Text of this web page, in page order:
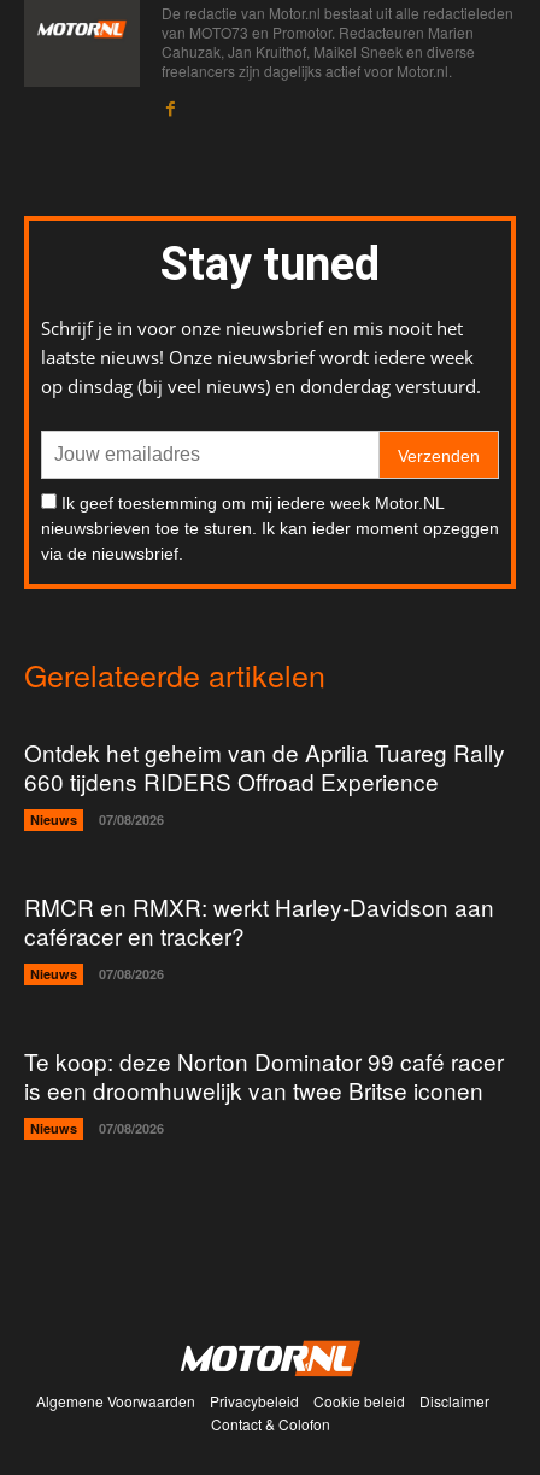
De redactie van Motor.nl bestaat uit alle redactieleden
van MOTO73 en Promotor. Redacteuren Marien
Cahuzak, Jan Kruithof, Maikel Sneek en diverse
freelancers zijn dagelijks actief voor Motor.nl.
Stay tuned
Schrijf je in voor onze nieuwsbrief en mis nooit het
laatste nieuws! Onze nieuwsbrief wordt iedere week
op dinsdag (bij veel nieuws) en donderdag verstuurd.
Verzenden
Ik geef toestemming om mij iedere week Motor.NL
nieuwsbrieven toe te sturen. Ik kan ieder moment opzeggen
via de nieuwsbrief.
Gerelateerde artikelen
Ontdek het geheim van de Aprilia Tuareg Rally
660 tijdens RIDERS Offroad Experience
Nieuws 07/08/2026
RMCR en RMXR: werkt Harley-Davidson aan
caféracer en tracker?
Nieuws 07/08/2026
Te koop: deze Norton Dominator 99 café racer
is een droomhuwelijk van twee Britse iconen
Nieuws 07/08/2026
Algemene Voorwaarden Privacybeleid Cookie beleid
Disclaimer
Contact & Colofon